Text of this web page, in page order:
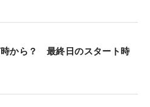
から？ 最終日のスタート時